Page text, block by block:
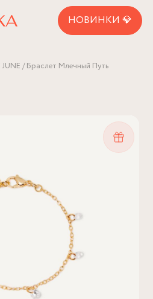
НОВИНКИ 💎
Браслет Млечный Путь